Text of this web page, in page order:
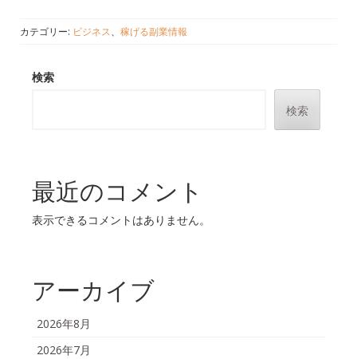
カテゴリー: ビジネス、 稼げる副業情報
検索
検索
最近のコメント
表示できるコメントはありません。
アーカイブ
2026年8月
2026年7月